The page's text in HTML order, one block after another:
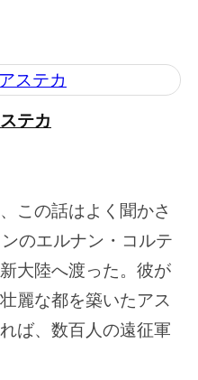
テカ
この話はよく聞かさ
のエルナン・コルテ
大陸へ渡った。彼が
麗な都を築いたアス
ば、数百人の遠征軍